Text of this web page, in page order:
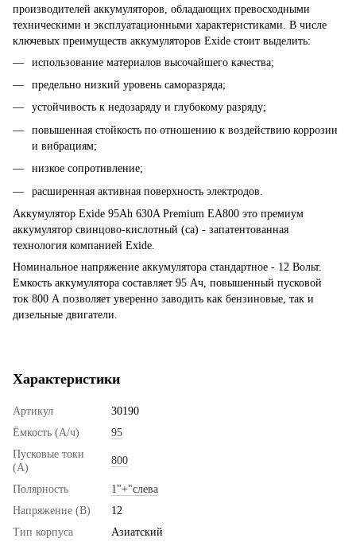
производителей аккумуляторов, обладающих превосходными
техническими и эксплуатационными характеристиками. В числе
ключевых преимуществ аккумуляторов Exide стоит выделить:
использование материалов высочайшего качества;
предельно низкий уровень саморазряда;
устойчивость к недозаряду и глубокому разряду;
повышенная стойкость по отношению к воздействию коррозии
и вибрациям;
низкое сопротивление;
расширенная активная поверхность электродов.
Аккумулятор Exide 95Ah 630A Premium EA800 это премиум
аккумулятор свинцово-кислотный (ca) - запатентованная
технология компанией Exide.
Номинальное напряжение аккумулятора стандартное - 12 Вольт.
Емкость аккумулятора составляет 95 Ач, повышенный пусковой
ток 800 А позволяет уверенно заводить как бензиновые, так и
дизельные двигатели.
Характеристики
Артикул
30190
Ёмкость (А/ч)
95
Пусковые токи
(А)
800
Полярность
1"+"слева
Напряжение (В)
12
Тип корпуса
Азиатский